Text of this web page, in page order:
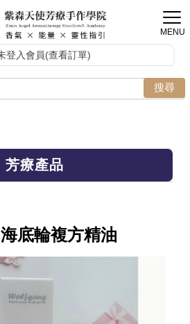
登入會員(查看訂單)
芳療產品
底輪複方精油